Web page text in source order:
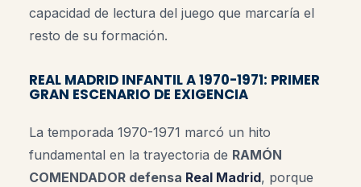
capacidad de lectura del juego que marcaría el
resto de su formación.
REAL MADRID INFANTIL A 1970-1971: PRIMER
GRAN ESCENARIO DE EXIGENCIA
La temporada 1970-1971 marcó un hito
fundamental en la trayectoria de RAMÓN
COMENDADOR defensa Real Madrid, porque